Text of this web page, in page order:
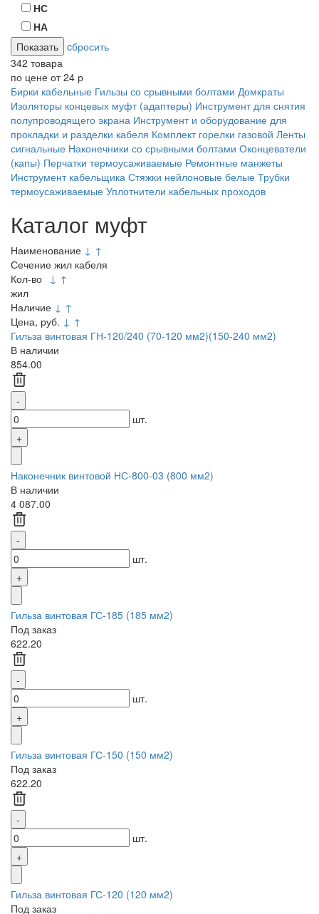
НС
НА
cбросить
342 товара
по цене от 24 р
Бирки кабельные Гильзы со срывными болтами Домкраты
Изоляторы концевых муфт (адаптеры) Инструмент для снятия
полупроводящего экрана Инструмент и оборудование для
прокладки и разделки кабеля Комплект горелки газовой Ленты
сигнальные Наконечники со срывными болтами Оконцеватели
(капы) Перчатки термоусаживаемые Ремонтные манжеты
Инструмент кабельщика Стяжки нейлоновые белые Трубки
термоусаживаемые Уплотнители кабельных проходов
Каталог муфт
Наименование ↓ ↑
Сечение жил кабеля
Кол-во
жил
↓ ↑
Наличие ↓ ↑
Цена, руб. ↓ ↑
Гильза винтовая ГН-120/240 (70-120 мм2)(150-240 мм2)
В наличии
854.00
шт.
Наконечник винтовой НС-800-03 (800 мм2)
В наличии
4 087.00
шт.
Гильза винтовая ГС-185 (185 мм2)
Под заказ
622.20
шт.
Гильза винтовая ГС-150 (150 мм2)
Под заказ
622.20
шт.
Гильза винтовая ГС-120 (120 мм2)
Под заказ